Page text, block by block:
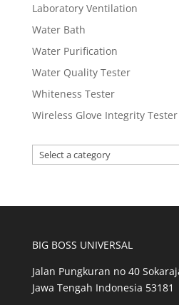
Laboratory Ventilation
Water Bath
Water Purification
Water Quality Tester
Whiteness Tester
Wireless Glove Integrity Tester
Select
a
BIG BOSS UNIVERSAL
Jalan Pungkuran no 40
Jawa Tengah Indonesia 53181